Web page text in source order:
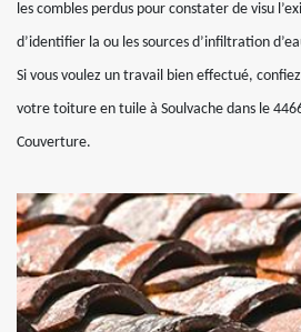
les combles perdus pour constater de visu
d’identifier la ou les sources d’infiltration
Si vous voulez un travail bien effectué,
votre toiture en tuile à Soulvache dans le
Couverture.